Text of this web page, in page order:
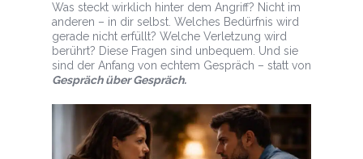
Was steckt wirklich hinter dem Angriff? Nicht im
anderen – in dir selbst. Welches Bedürfnis wird
gerade nicht erfüllt? Welche Verletzung wird
berührt? Diese Fragen sind unbequem. Und sie
sind der Anfang von echtem Gespräch – statt von
Gespräch über Gespräch.